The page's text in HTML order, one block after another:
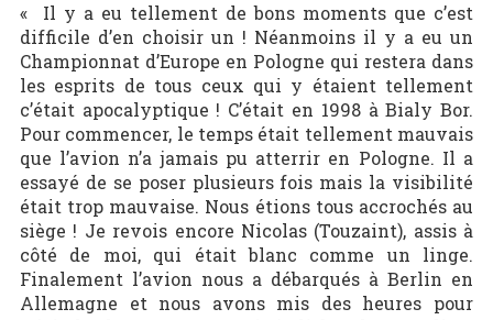
« Il y a eu tellement de bons moments que c’est
difficile d’en choisir un ! Néanmoins il y a eu un
Championnat d’Europe en Pologne qui restera dans
les esprits de tous ceux qui y étaient tellement
c’était apocalyptique ! C’était en 1998 à Bialy Bor.
Pour commencer, le temps était tellement mauvais
que l’avion n’a jamais pu atterrir en Pologne. Il a
essayé de se poser plusieurs fois mais la visibilité
était trop mauvaise. Nous étions tous accrochés au
siège ! Je revois encore Nicolas (Touzaint), assis à
côté de moi, qui était blanc comme un linge.
Finalement l’avion nous a débarqués à Berlin en
Allemagne et nous avons mis des heures pour